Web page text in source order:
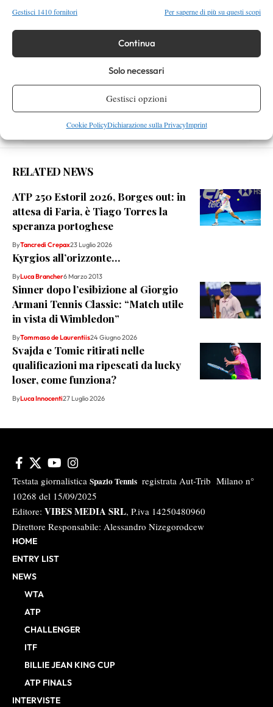
Gestisci 1410 fornitori Per saperne di più su questi scopi
Continua
Solo necessari
Gestisci opzioni
Cookie PolicyDichiarazione sulla PrivacyImprint
X
Youtube
RELATED NEWS
ATP 250 Estoril 2026, Borges out: in
attesa di Faria, è Tiago Torres la
speranza portoghese
ByTancredi Crepax23 Luglio 2026
Kyrgios all’orizzonte…
ByLuca Brancher6 Marzo 2013
Sinner dopo l’esibizione al Giorgio
Armani Tennis Classic: “Match utile
in vista di Wimbledon”
ByTommaso de Laurentiis24 Giugno 2026
Svajda e Tomic ritirati nelle
qualificazioni ma ripescati da lucky
loser, come funziona?
ByLuca Innocenti27 Luglio 2026
Testata giornalistica Spazio Tennis registrata Aut-Trib Milano n°
10268 del 15/09/2025
Editore: VIBES MEDIA SRL, P.iva 14250480960
Direttore Responsabile: Alessandro Nizegorodcew
HOME
ENTRY LIST
NEWS
WTA
ATP
CHALLENGER
ITF
BILLIE JEAN KING CUP
ATP FINALS
INTERVISTE